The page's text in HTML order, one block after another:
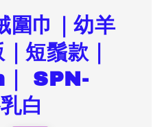
圍巾｜幼羊
短鬚款｜
SPN-
白